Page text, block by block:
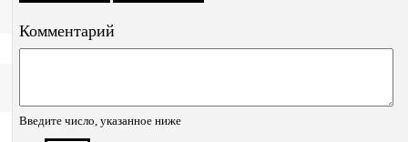
Комментарий
Введите число, указанное ниже